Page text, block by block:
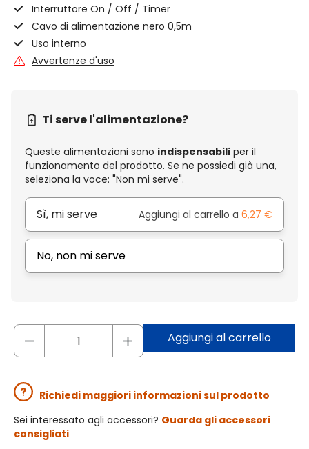
Interruttore On / Off / Timer
Cavo di alimentazione nero 0,5m
Uso interno
Avvertenze d'uso
Ti serve l'alimentazione?
Queste alimentazioni sono indispensabili per il
funzionamento del prodotto. Se ne possiedi già una,
seleziona la voce: "Non mi serve".
Sì, mi serve Aggiungi al carrello a 6,27 €
No, non mi serve
Aggiungi al carrello
Richiedi maggiori informazioni sul prodotto
Sei interessato agli accessori? Guarda gli accessori
consigliati